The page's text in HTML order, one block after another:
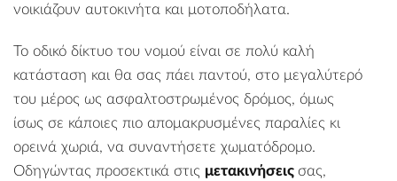
νοικιάζουν αυτοκινήτα και μοτοποδήλατα.
Το οδικό δίκτυο του νομού είναι σε πολύ καλή
κατάσταση και θα σας πάει παντού, στο μεγαλύτερό
του μέρος ως ασφαλτοστρωμένος δρόμος, όμως
ίσως σε κάποιες πιο απομακρυσμένες παραλίες κι
ορεινά χωριά, να συναντήσετε χωματόδρομο.
Οδηγώντας προσεκτικά στις μετακινήσεις σας,